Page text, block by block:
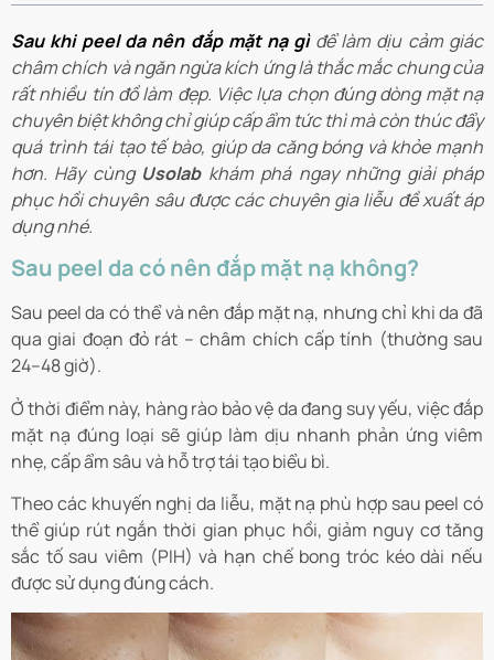
Sau khi peel da nên đắp mặt nạ gìđể làm dịu cảm giác
châm chích và ngăn ngừa kích ứng là thắc mắc chung của
rất nhiều tín đồ làm đẹp. Việc lựa chọn đúng dòng mặt nạ
chuyên biệt không chỉ giúp cấp ẩm tức thì mà còn thúc đẩy
quá trình tái tạo tế bào, giúp da căng bóng và khỏe mạnh
hơn. Hãy cùng Usolabkhám phá ngay những giải pháp
phục hồi chuyên sâu được các chuyên gia liễu đề xuất áp
dụng nhé.
Sau peel da có nên đắp mặt nạ không?
Sau peel da có thể và nên đắp mặt nạ, nhưng chỉ khi da đã
qua giai đoạn đỏ rát – châm chích cấp tính (thường sau
24–48 giờ).
Ở thời điểm này, hàng rào bảo vệ da đang suy yếu, việc đắp
mặt nạ đúng loại sẽ giúp làm dịu nhanh phản ứng viêm
nhẹ, cấp ẩm sâu và hỗ trợ tái tạo biểu bì.
Theo các khuyến nghị da liễu, mặt nạ phù hợp sau peel có
thể giúp rút ngắn thời gian phục hồi, giảm nguy cơ tăng
sắc tố sau viêm (PIH) và hạn chế bong tróc kéo dài nếu
được sử dụng đúng cách.